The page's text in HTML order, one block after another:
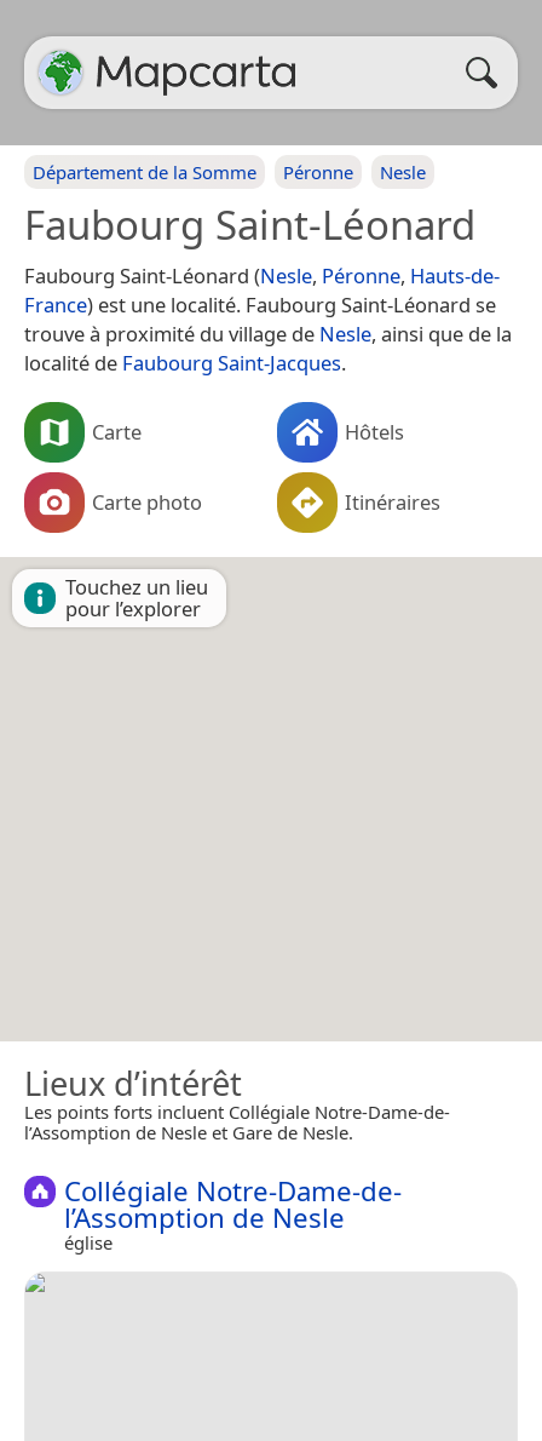
Département de la Somme Péronne Nesle
Faubourg Saint-Léonard
Faubourg Saint-Léonard (Nesle, Péronne, Hauts-de-
France) est une localité. Faubourg Saint-Léonard se
trouve à proximité du village de Nesle, ainsi que de la
localité de Faubourg Saint-Jacques.
Carte Hôtels
Carte photo Itinéraires
Touchez un lieu
pour l’explorer
Lieux d’intérêt
Les points forts incluent Collégiale Notre-Dame-de-
l’Assomption de Nesle et Gare de Nesle.
Collégiale Notre-Dame-de-
l’Assomption de Nesle
église